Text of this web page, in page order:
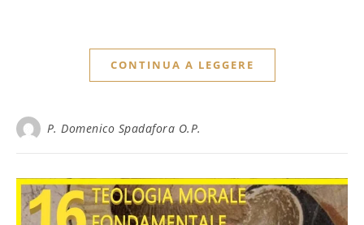
CONTINUA A LEGGERE
P. Domenico Spadafora O.P.